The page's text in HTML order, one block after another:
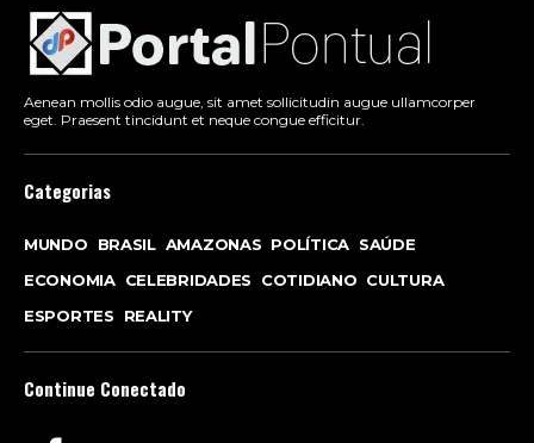
Aenean mollis odio augue, sit amet sollicitudin augue ullamcorper
eget. Praesent tincidunt et neque congue efficitur.
Categorias
MUNDO BRASIL AMAZONAS POLÍTICA SAÚDE
ECONOMIA CELEBRIDADES COTIDIANO CULTURA
ESPORTES
REALITY
Continue Conectado